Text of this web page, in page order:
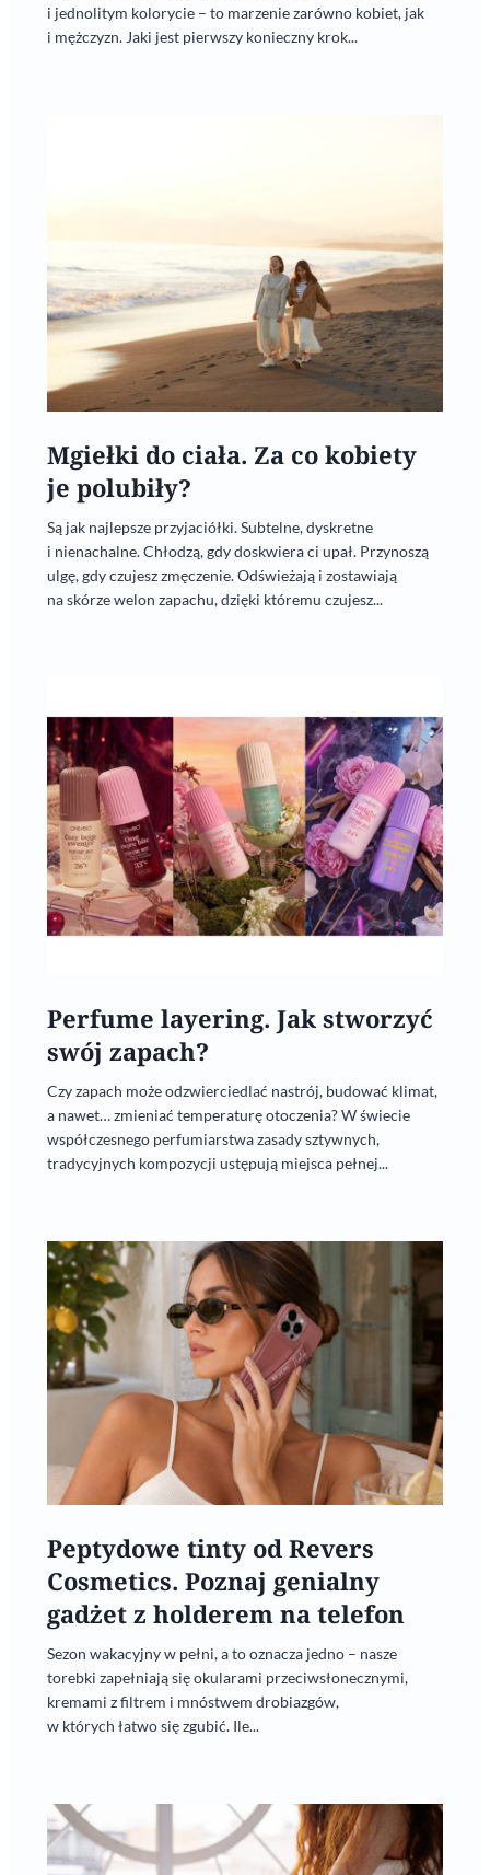
i jednolitym kolorycie – to marzenie zarówno kobiet, jak
i mężczyzn. Jaki jest pierwszy konieczny krok...
Mgiełki do ciała. Za co kobiety
je polubiły?
Są jak najlepsze przyjaciółki. Subtelne, dyskretne
i nienachalne. Chłodzą, gdy doskwiera ci upał. Przynoszą
ulgę, gdy czujesz zmęczenie. Odświeżają i zostawiają
na skórze welon zapachu, dzięki któremu czujesz...
Perfume layering. Jak stworzyć
swój zapach?
Czy zapach może odzwierciedlać nastrój, budować klimat,
a nawet… zmieniać temperaturę otoczenia? W świecie
współczesnego perfumiarstwa zasady sztywnych,
tradycyjnych kompozycji ustępują miejsca pełnej...
Peptydowe tinty od Revers
Cosmetics. Poznaj genialny
gadżet z holderem na telefon
Sezon wakacyjny w pełni, a to oznacza jedno – nasze
torebki zapełniają się okularami przeciwsłonecznymi,
kremami z filtrem i mnóstwem drobiazgów,
w których łatwo się zgubić. Ile...